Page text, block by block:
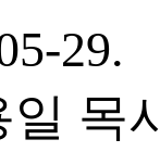
29.
일 목